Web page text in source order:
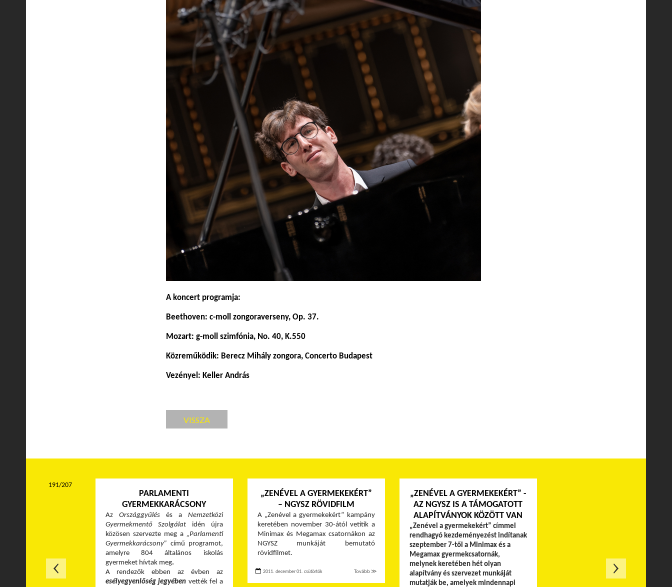
A koncert programja:
Beethoven: c-moll zongoraverseny, Op. 37.
Mozart: g-moll szimfónia, No. 40, K.550
Közreműködik: Berecz Mihály zongora, Concerto Budapest
Vezényel: Keller András
VISSZA
PARLAMENTI
GYERMEKKARÁCSONY
Az Országgyűlésés a Nemzetközi
Gyermekmentő Szolgálat idén újra
közösen szervezte meg a „Parlamenti
Gyermekkarácsony” című programot,
amelyre 804 általános iskolás
gyermeket hívtak meg.
A rendezők
ebben az évben az
esélyegyenlőség jegyében vették fel a
„ZENÉVEL A GYERMEKEKÉRT”
– NGYSZ RÖVIDFILM
A „Zenével a gyermekekért” kampány
keretében november 30-ától vetítik a
Minimax és Megamax csatornákon az
NGYSZ munkáját bemutató
rövidfilmet.
2011. december 01. csütörtök Tovább ≫
„ZENÉVEL A GYERMEKEKÉRT” -
AZ NGYSZ IS A TÁMOGATOTT
ALAPÍTVÁNYOK KÖZÖTT VAN
„Zenével a gyermekekért” címmel
rendhagyó kezdeményezést indítanak
szeptember 7-től a Minimax és a
Megamax gyermekcsatornák,
melynek keretében hét olyan
alapítvány és szervezet munkáját
mutatják be, amelyek mindennapi
191/207